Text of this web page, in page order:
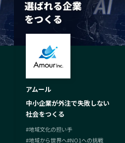
アムール
中小企業が外注で失敗しない
社会をつくる
#地域文化の担い手
#地域から世界へ#NO1への挑戦